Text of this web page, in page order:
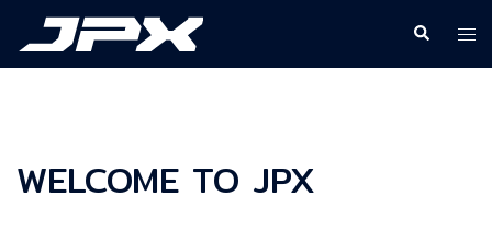
content
Search
WELCOME TO JPX